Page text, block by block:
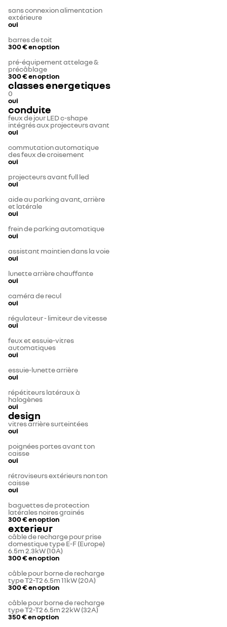
sans connexion alimentation
extérieure
oui
barres de toit
300 €en option
pré-équipement attelage &
précâblage
300 €en option
classes energetiques
0
oui
conduite
feux de jour LED c-shape
intégrés aux projecteurs avant
oui
commutation automatique
des feux de croisement
oui
projecteurs avant full led
oui
aide au parking avant, arrière
et latérale
oui
frein de parking automatique
oui
assistant maintien dans la voie
oui
lunette arrière chauffante
oui
caméra de recul
oui
régulateur - limiteur de vitesse
oui
feux et essuie-vitres
automatiques
oui
essuie-lunette arrière
oui
répétiteurs latéraux à
halogènes
oui
design
vitres arrière surteintées
oui
poignées portes avant ton
caisse
oui
rétroviseurs extérieurs non ton
caisse
oui
baguettes de protection
latérales noires grainés
300 €en option
exterieur
câble de recharge pour prise
domestique type E-F (Europe)
6.5m 2.3kW (10A)
300 €en option
câble pour borne de recharge
type T2-T2 6.5m 11kW (20A)
300 €en option
câble pour borne de recharge
type T2-T2 6.5m 22kW (32A)
350 €en option